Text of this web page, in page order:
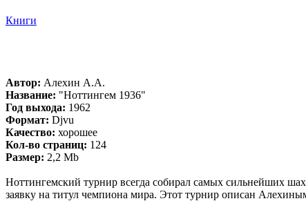
Книги
Автор: Алехин А.А.
Название: "Ноттингем 1936"
Год выхода: 1962
Формат: Djvu
Качество: хорошее
Кол-во страниц: 124
Размер: 2,2 Mb
Ноттингемский турнир всегда собирал самых сильнейших
заявку на титул чемпиона мира. Этот турнир описан